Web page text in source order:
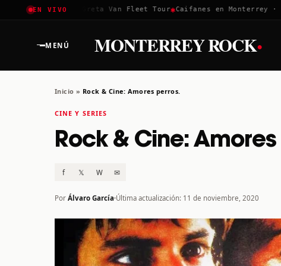
EN VIVO
2026✱Greta Van Fleet Tour✱Caifanes en Monterrey · 12
MENÚ MONTERREY ROCK·
Inicio » Rock & Cine: Amores perros.
CINE Y SERIES
Rock & Cine:
f 𝕏 W ✉
Por Álvaro García Última actualización: 11 de noviembre, 2020